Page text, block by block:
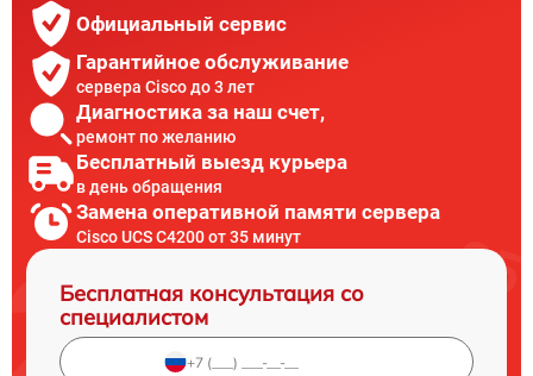
Официальный сервис
Гарантийное обслуживание
сервера Cisco до 3 лет
Диагностика за наш счет,
ремонт по желанию
Бесплатный выезд курьера
в день обращения
Замена оперативной памяти сервера
Cisco UCS C4200 от 35 минут
Бесплатная консультация со
специалистом